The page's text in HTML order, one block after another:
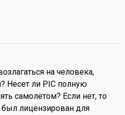
на человека,
Несет ли PIC полную
самолетом? Если нет, то
был лицензирован для